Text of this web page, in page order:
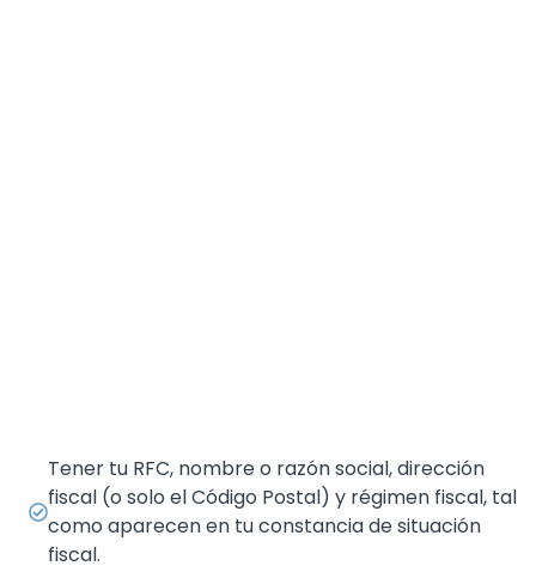
Tener tu RFC, nombre o razón social, dirección
fiscal (o solo el Código Postal) y régimen fiscal, tal
como aparecen en tu constancia de situación
fiscal.